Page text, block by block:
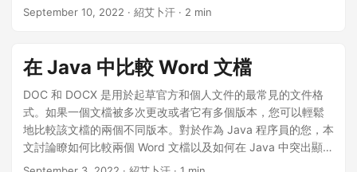
September 10, 2022 · 紹艾卜汗 · 2 min
在 Java 中比較 Word 文檔
DOC 和 DOCX 是用於起草官方和個人文件的最常見的文件格
式。如果一個文檔被多次更改或者它有多個版本，您可以輕鬆
地比較該文檔的兩個不同版本。對於作為 Java 程序員的您，本
文討論瞭如何比較兩個 Word 文檔以及如何在 Java 中突出顯示
已識別的差異。